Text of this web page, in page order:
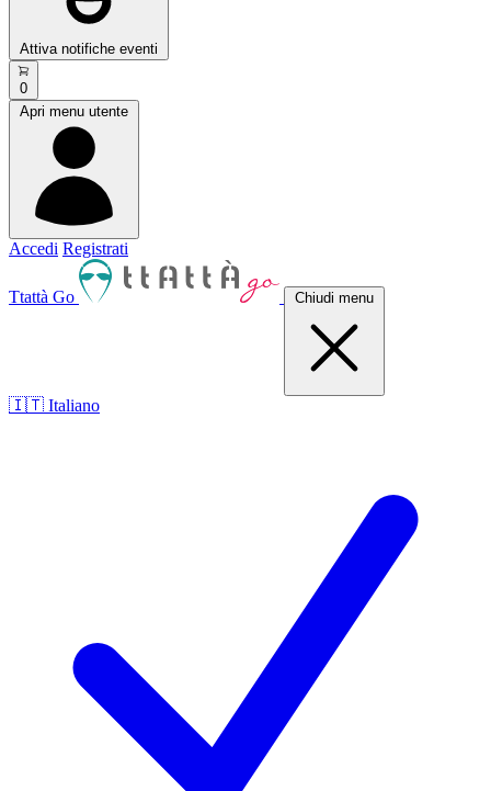
Attiva notifiche eventi
0
Apri menu utente
Accedi Registrati
Ttattà Go Chiudi menu
🇮🇹 Italiano